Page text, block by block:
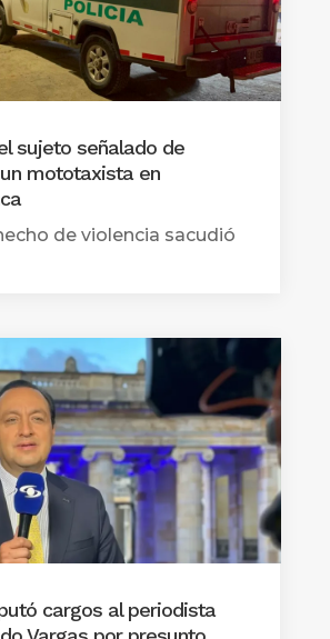
sujeto señalado de
mototaxista en
de violencia sacudió
cargos al periodista